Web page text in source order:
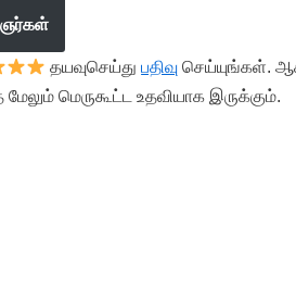
தயவுசெய்துபதிவு செய்யுங்கள்.
மெருகூட்ட உதவியாக இருக்கும்.